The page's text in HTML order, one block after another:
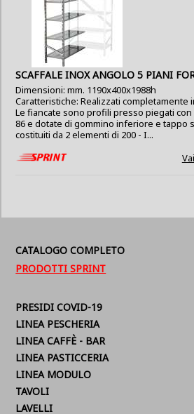
SCAFFALE INOX ANGOLO 5 PIANI
Dimensioni: mm. 1190x400x1988h
Caratteristiche: Realizzati completamente
Le fiancate sono profili presso piegati con
86 e dotate di gommino inferiore e tappo
costituiti da 2 elementi di 200 - I...
CATALOGO COMPLETO
PRODOTTI SPRINT
PRESIDI COVID-19
LINEA PESCHERIA
LINEA CAFFÈ - BAR
LINEA PASTICCERIA
LINEA MODULO
TAVOLI
LAVELLI